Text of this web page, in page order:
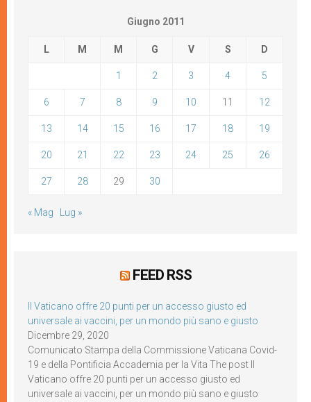
Giugno 2011
L M M G V S D
1 2 3 4 5
6 7 8 9 10 11 12
13 14 15 16 17 18 19
20 21 22 23 24 25 26
27 28 29 30
« Mag Lug »
FEED RSS
Il Vaticano offre 20 punti per un accesso giusto ed
universale ai vaccini, per un mondo più sano e giusto
Dicembre 29, 2020
Comunicato Stampa della Commissione Vaticana Covid-
19 e della Pontificia Accademia per la Vita The post Il
Vaticano offre 20 punti per un accesso giusto ed
universale ai vaccini, per un mondo più sano e giusto